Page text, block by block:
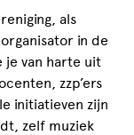
als
in de
je van harte uit
zzp’ers
initiatieven zijn
zelf muziek